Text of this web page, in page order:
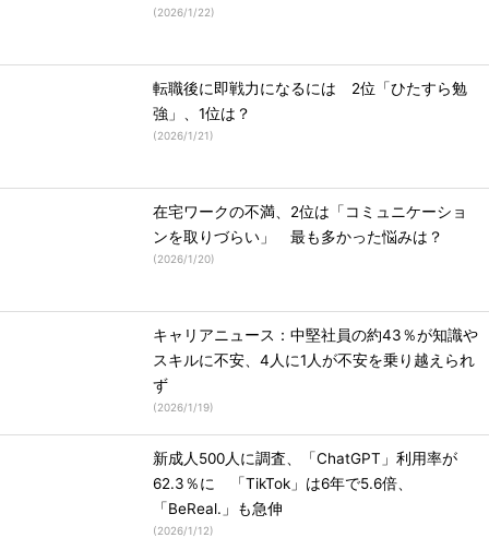
(2026/1/22)
転職後に即戦力になるには 2位「ひたすら勉
強」、1位は？
(2026/1/21)
在宅ワークの不満、2位は「コミュニケーショ
ンを取りづらい」 最も多かった悩みは？
(2026/1/20)
キャリアニュース：中堅社員の約43％が知識や
スキルに不安、4人に1人が不安を乗り越えられ
ず
(2026/1/19)
新成人500人に調査、「ChatGPT」利用率が
62.3％に 「TikTok」は6年で5.6倍、
「BeReal.」も急伸
(2026/1/12)